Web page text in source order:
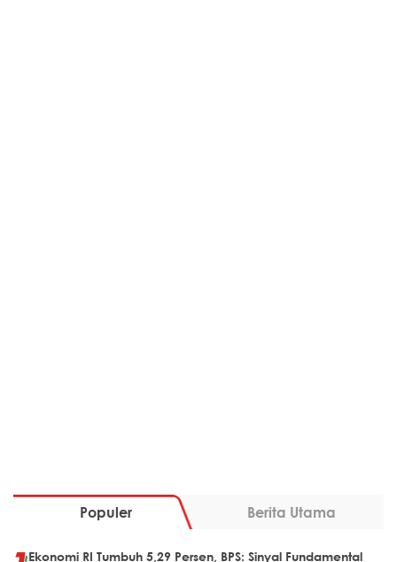
Populer Berita Utama
Ekonomi RI Tumbuh 5,29 Persen, BPS: Sinyal Fundamental